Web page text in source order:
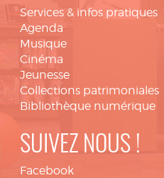
Services & infos pratiques
Agenda
Musique
Cinéma
Jeunesse
Collections patrimoniales
Bibliothèque numérique
SUIVEZ NOUS !
Facebook